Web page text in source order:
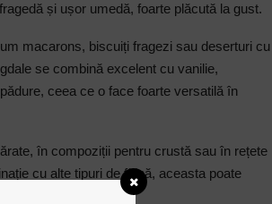
și ușor umedă, foarte plăcută la gust.
macarons, biscuiți fragezi sau deserturi cu
se combină excelent cu vanilie,
ceea ce o face foarte versatilă în
în compoziții pentru crustă sau în rețete
cu alte tipuri de făină, aceasta poate